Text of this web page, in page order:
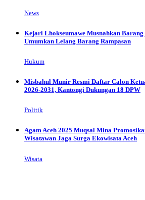
News
Kejari Lhokseumawe Musnahkan
Umumkan Lelang Barang Rampasan
Hukum
Misbahul Munir Resmi Daftar Calon
2026-2031, Kantongi Dukungan 18 DPW
Politik
Agam Aceh 2025 Muqsal Mina
Wisatawan Jaga Surga Ekowisata Aceh
Wisata